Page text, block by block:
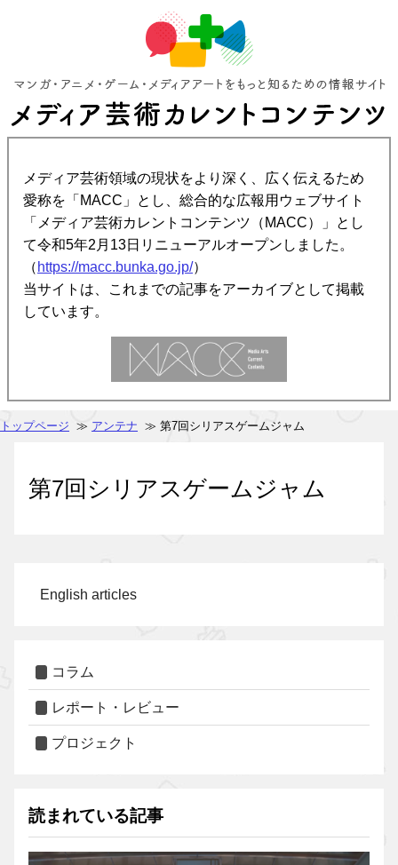
メディア芸術領域の現状をより深く、広く伝えるため
愛称を「MACC」とし、総合的な広報用ウェブサイト
「メディア芸術カレントコンテンツ（MACC）」とし
て令和5年2月13日リニューアルオープンしました。
（ https://macc.bunka.go.jp/）
当サイトは、これまでの記事をアーカイブとして掲載
しています。
トップページ ≫ アンテナ ≫ 第7回シリアスゲームジャム
第7回シリアスゲームジャム
English articles
コラム
レポート・レビュー
プロジェクト
読まれている記事